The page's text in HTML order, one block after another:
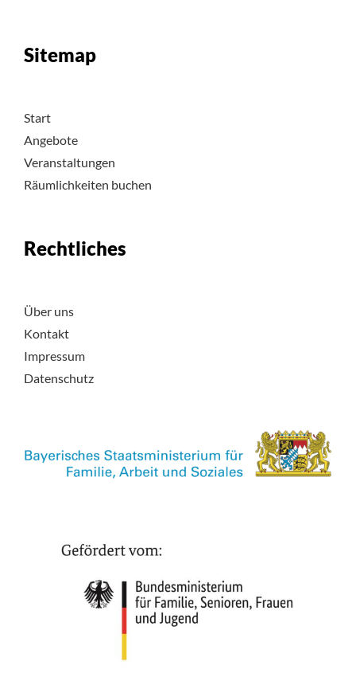
Sitemap
Start
Angebote
Veranstaltungen
Räumlichkeiten buchen
Rechtliches
Über uns
Kontakt
Impressum
Datenschutz